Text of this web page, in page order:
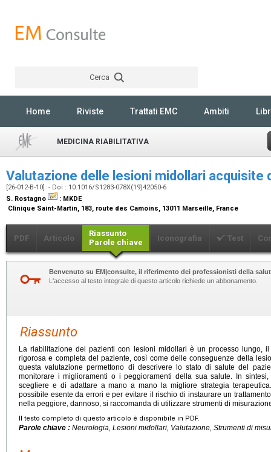
Cerca
Home Riviste Trattati EMC Ambiti
MEDICINA RIABILITATIVA
Valutazione delle lesioni midollari acquisite
[26-012-B-10] - Doi : 10.1016/S1283-078X(19)42050-6
S. Rostagno
: MKDE
Clinique Saint-Martin, 183, route des Camoins, 13011 Marseille, France
PDF Articolo
Riassunto
Parole chiave
Iconografia Test
Benvenuto su EM|consulte, il riferimento dei professionisti della
L'accesso al testo integrale di questo articolo richiede un abbonamento.
Riassunto
La riabilitazione dei pazienti con lesioni midollari è un processo lungo,
rigorosa e completa del paziente, così come delle conseguenze della
questa valutazione permettono di descrivere lo stato di salute del
monitorare i miglioramenti o i peggioramenti della sua salute. In
scegliere e di adattare a mano a mano la migliore strategia
possibile esente da errori e per evitare il rischio di instaurare un
nella peggiore, dannoso, si raccomanda di utilizzare strumenti di
Il testo completo di questo articolo è disponibile in PDF.
Parole chiave : Neurologia, Lesioni midollari, Valutazione, Strumenti di